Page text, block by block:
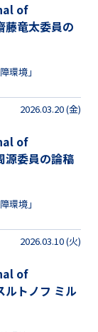
of
竜太委員の
環境」
2026.03.20 (金)
of
委員の論稿
環境」
2026.03.10 (火)
of
トノフ ミル